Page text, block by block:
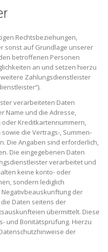
Rechtsbeziehungen,
sonst auf Grundlage unserer
betroffenen Personen
an und setzen hierzu
Zahlungsdienstleister
verarbeiteten Daten
Name und die Adresse,
oder Kreditkartennummern,
die Vertrags-, Summen-
Die Angaben sind erforderlich,
Die eingegebenen Daten
verarbeitet und
keine konto- oder
sondern lediglich
der
Daten seitens der
übermittelt. Diese
und Bonitätsprüfung. Hierzu
der